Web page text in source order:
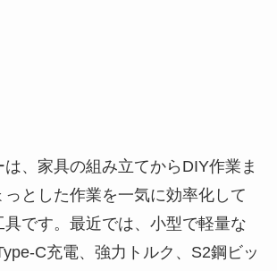
、家具の組み立てからDIY作業ま
とした作業を一気に効率化して
具です。最近では、小型で軽量な
C充電、強力トルク、S2鋼ビッ